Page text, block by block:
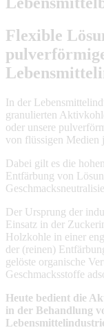
Flexible
In der
granulierten
oder unsere
von flüssigen Medien
Dabei gilt es die
Entfärbung von
Der Ursprung der
Einsatz in der
Holzkohle in einer
der (reinen)
gelöste organische
Geschmacksstoffe
Heute bedient die
in der Behandlung